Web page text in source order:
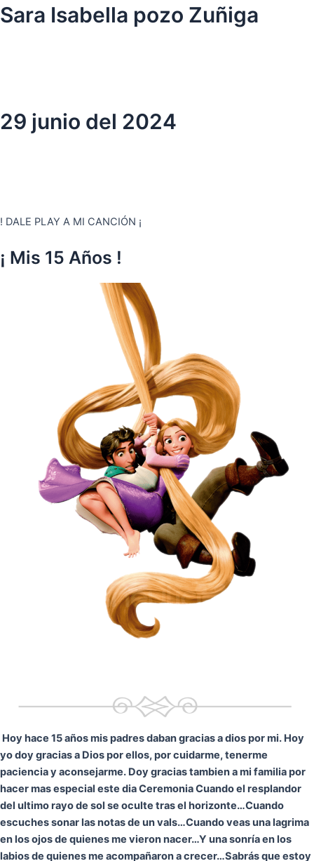
Ir
al
Sara Isabella pozo Zuñiga
29 junio del 2024
! DALE PLAY A MI CANCIÓN ¡
¡ Mis 15 Años !
Hoy hace 15 años mis padres daban gracias a dios por mi. Hoy
yo doy gracias a Dios por ellos, por cuidarme, tenerme
paciencia y aconsejarme. Doy gracias tambien a mi familia por
hacer mas especial este dia CeremoniaCuando el resplandor
del ultimo rayo de sol se oculte tras el horizonte…Cuando
escuches sonar las notas de un vals…Cuando veas una lagrima
en los ojos de quienes me vieron nacer…Y una sonría en los
labios de quienes me acompañaron a crecer…Sabrás que estoy